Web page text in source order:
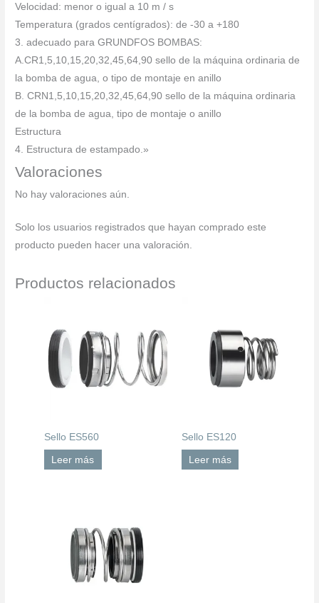
Velocidad: menor o igual a 10 m / s
Temperatura (grados centígrados): de -30 a +180
3. adecuado para GRUNDFOS BOMBAS:
A.CR1,5,10,15,20,32,45,64,90 sello de la máquina ordinaria de
la bomba de agua, o tipo de montaje en anillo
B. CRN1,5,10,15,20,32,45,64,90 sello de la máquina ordinaria
de la bomba de agua, tipo de montaje o anillo
Estructura
4. Estructura de estampado.»
Valoraciones
No hay valoraciones aún.
Solo los usuarios registrados que hayan comprado este
producto pueden hacer una valoración.
Productos relacionados
Sello ES560
Leer más
Sello ES120
Leer más